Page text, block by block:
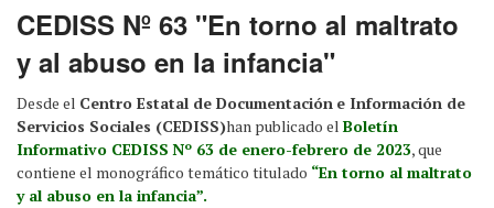
CEDISS Nº 63 "En torno al maltrato
y al abuso en la infancia"
Desde el Centro Estatal de Documentación e Información de
Servicios Sociales (CEDISS)han publicado el Boletín
Informativo CEDISS Nº 63 de enero-febrero de 2023, que
contiene el monográfico temático titulado “En torno al maltrato
y al abuso en la infancia”.